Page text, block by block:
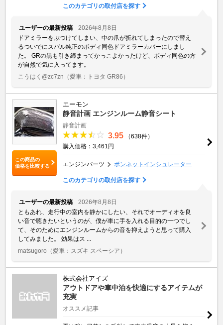
このカテゴリの取付店を探す
ユーザーの最新投稿
2026年8月8日
ドアミラーをぶつけてしまい、中の爪が折れてしまったので替え
るついでにスバル純正のボディ同色ドアミラーカバーにしまし
た。 GRの黒も引き締まってかっこよかったけど、ボディ同色の方
が自然で気に入ってます。
こうはく@zc7zn （愛車：トヨタ GR86）
この商品の
価格を比較する
エーモン
静音計画 エンジンルーム静音シート
静音計画
3.95
（638件）
購入価格：3,461円
エンジンパーツ ボンネットインシュレーター
このカテゴリの取付店を探す
ユーザーの最新投稿
2026年8月8日
ともあれ、走行中の室内を静かにしたい、それでオーディオを良
い音で聴きたいというのが、僕が車に手を入れる目的の一つでし
て、そのためにエンジンルームからの音を抑えようと思って購入
してみました。 効果はス ...
matsugoro （愛車：スズキ スペーシア）
株式会社アイズ
アウトドアや車中泊を快適にするアイテムが
充実
オススメ記事